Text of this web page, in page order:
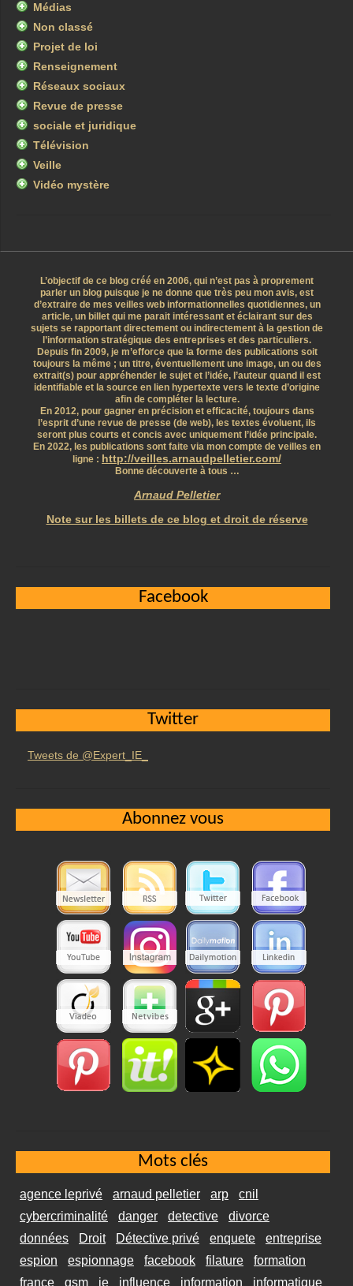
Médias
Non classé
Projet de loi
Renseignement
Réseaux sociaux
Revue de presse
sociale et juridique
Télévision
Veille
Vidéo mystère
L’objectif de ce blog créé en 2006, qui n’est pas à proprement
parler un blog puisque je ne donne que très peu mon avis, est
d’extraire de mes veilles web informationnelles quotidiennes, un
article, un billet qui me parait intéressant et éclairant sur des
sujets se rapportant directement ou indirectement à la gestion de
l’information stratégique des entreprises et des particuliers.
Depuis fin 2009, je m’efforce que la forme des publications soit
toujours la même ; un titre, éventuellement une image, un ou des
extrait(s) pour appréhender le sujet et l’idée, l’auteur quand il est
identifiable et la source en lien hypertexte vers le texte d’origine
afin de compléter la lecture.
En 2012, pour gagner en précision et efficacité, toujours dans
l’esprit d’une revue de presse (de web), les textes évoluent, ils
seront plus courts et concis avec uniquement l’idée principale.
En 2022, les publications sont faite via mon compte de veilles en
ligne : http://veilles.arnaudpelletier.com/
Bonne découverte à tous …
Arnaud Pelletier
Note sur les billets de ce blog et droit de réserve
Facebook
Twitter
Tweets de @Expert_IE_
Abonnez vous
Mots clés
agence leprivé arnaud pelletier arp
cnil
cybercriminalité
danger detective
divorce
données
Droit Détective privé enquete
entreprise
espion
espionnage facebook filature
formation
france
gsm ie influence information informatique